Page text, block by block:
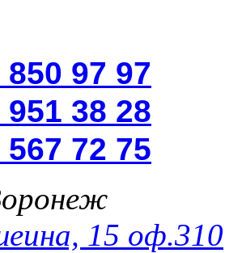
97 97
951 38 28
567 72 75
15 оф.310